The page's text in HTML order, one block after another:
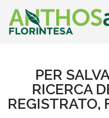
PER
RICERCA
REGISTRATO,